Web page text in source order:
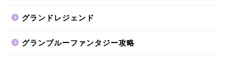
グランドレジェンド
グランブルーファンタジー攻略